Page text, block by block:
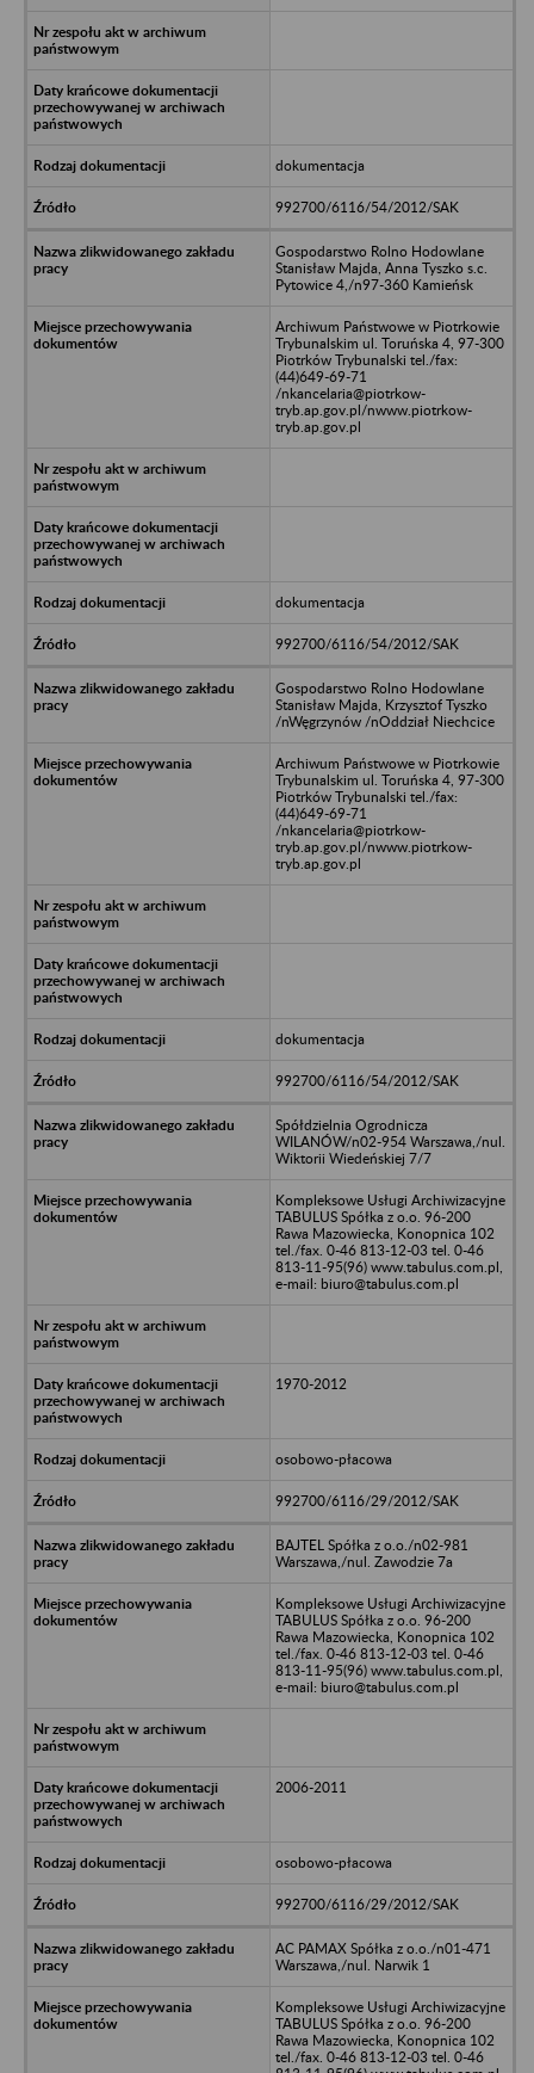
dokumentacja
992700/6116/54/2012/SAK
Gospodarstwo Rolno Hodowlane
Stanisław Majda, Anna Tyszko s.c.
Pytowice 4,/n97-360 Kamieńsk
Archiwum Państwowe w Piotrkowie
Trybunalskim ul. Toruńska 4, 97-300
Piotrków Trybunalski tel./fax:
(44)649-69-71
/nkancelaria@piotrkow-
tryb.ap.gov.pl/nwww.piotrkow-
tryb.ap.gov.pl
dokumentacja
992700/6116/54/2012/SAK
Gospodarstwo Rolno Hodowlane
Stanisław Majda, Krzysztof Tyszko
/nWęgrzynów /nOddział Niechcice
Archiwum Państwowe w Piotrkowie
Trybunalskim ul. Toruńska 4, 97-300
Piotrków Trybunalski tel./fax:
(44)649-69-71
/nkancelaria@piotrkow-
tryb.ap.gov.pl/nwww.piotrkow-
tryb.ap.gov.pl
dokumentacja
992700/6116/54/2012/SAK
Spółdzielnia Ogrodnicza
WILANÓW/n02-954 Warszawa,/nul.
Wiktorii Wiedeńskiej 7/7
Kompleksowe Usługi Archiwizacyjne
TABULUS Spółka z o.o. 96-200
Rawa Mazowiecka, Konopnica 102
tel./fax. 0-46 813-12-03 tel. 0-46
813-11-95(96) www.tabulus.com.pl,
e-mail: biuro@tabulus.com.pl
1970-2012
osobowo-płacowa
992700/6116/29/2012/SAK
BAJTEL Spółka z o.o./n02-981
Warszawa,/nul. Zawodzie 7a
Kompleksowe Usługi Archiwizacyjne
TABULUS Spółka z o.o. 96-200
Rawa Mazowiecka, Konopnica 102
tel./fax. 0-46 813-12-03 tel. 0-46
813-11-95(96) www.tabulus.com.pl,
e-mail: biuro@tabulus.com.pl
2006-2011
osobowo-płacowa
992700/6116/29/2012/SAK
AC PAMAX Spółka z o.o./n01-471
Warszawa,/nul. Narwik 1
Kompleksowe Usługi Archiwizacyjne
TABULUS Spółka z o.o. 96-200
Rawa Mazowiecka, Konopnica 102
tel./fax. 0-46 813-12-03 tel. 0-46